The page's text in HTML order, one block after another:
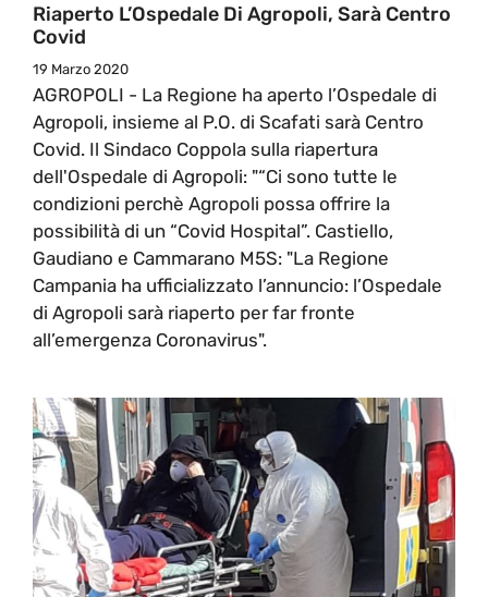
Riaperto L’Ospedale Di Agropoli, Sarà Centro
Covid
19 Marzo 2020
AGROPOLI - La Regione ha aperto l’Ospedale di
Agropoli, insieme al P.O. di Scafati sarà Centro
Covid. Il Sindaco Coppola sulla riapertura
dell'Ospedale di Agropoli: "“Ci sono tutte le
condizioni perchè Agropoli possa offrire la
possibilità di un “Covid Hospital”. Castiello,
Gaudiano e Cammarano M5S: "La Regione
Campania ha ufficializzato l’annuncio: l’Ospedale
di Agropoli sarà riaperto per far fronte
all’emergenza Coronavirus".